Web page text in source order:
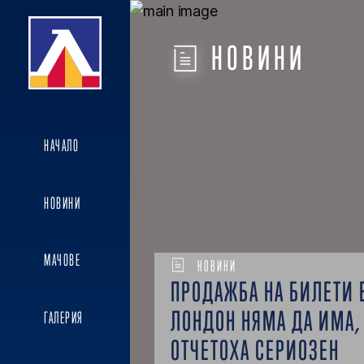
НАЧАЛО
НОВИНИ
МАЧОВЕ
ГАЛЕРИЯ
НОВИНИ
НОВИНИ
ПРОДАЖБА НА БИЛЕТИ
ЛОНДОН НЯМА ДА ИМА,
ОТЧЕТОХА СЕРИОЗЕН